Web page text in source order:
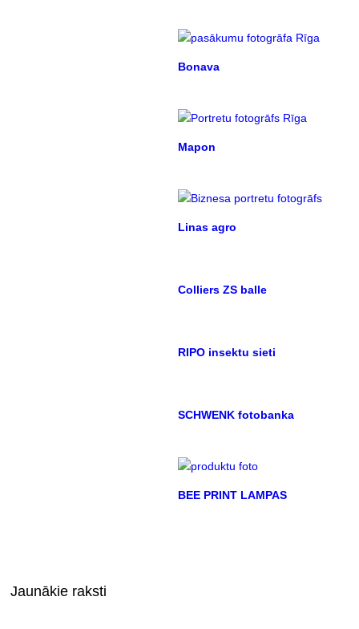
Bonava
Mapon
Linas agro
Colliers ZS balle
RIPO insektu sieti
SCHWENK fotobanka
BEE PRINT LAMPAS
Jaunākie raksti